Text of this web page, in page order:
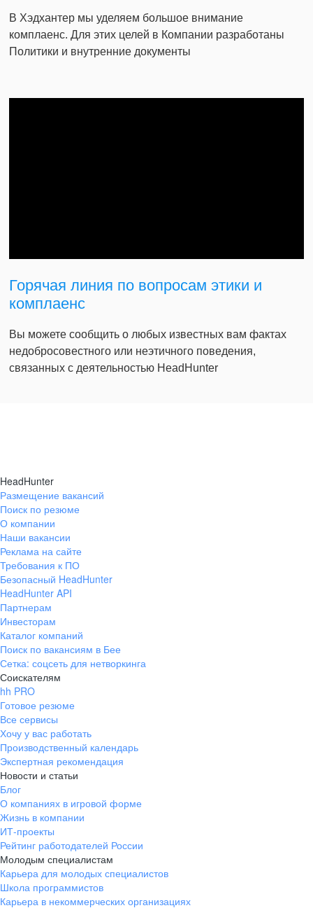
В Хэдхантер мы уделяем большое внимание
комплаенс. Для этих целей в Компании разработаны
Политики и внутренние документы
Горячая линия по вопросам этики и
комплаенс
Вы можете сообщить о любых известных вам фактах
недобросовестного или неэтичного поведения,
связанных с деятельностью HeadHunter
HeadHunter
Размещение вакансий
Поиск по резюме
О компании
Наши вакансии
Реклама на сайте
Требования к ПО
Безопасный HeadHunter
HeadHunter API
Партнерам
Инвесторам
Каталог компаний
Поиск по вакансиям в Бее
Сетка: соцсеть для нетворкинга
Соискателям
hh PRO
Готовое резюме
Все сервисы
Хочу у вас работать
Производственный календарь
Экспертная рекомендация
Новости и статьи
Блог
О компаниях в игровой форме
Жизнь в компании
ИТ-проекты
Рейтинг работодателей России
Молодым специалистам
Карьера для молодых специалистов
Школа программистов
Карьера в некоммерческих организациях